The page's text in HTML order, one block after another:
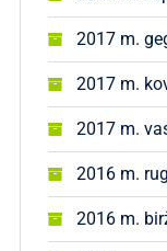
2017 m.
2017 m.
2017 m.
2016 m.
2016 m.